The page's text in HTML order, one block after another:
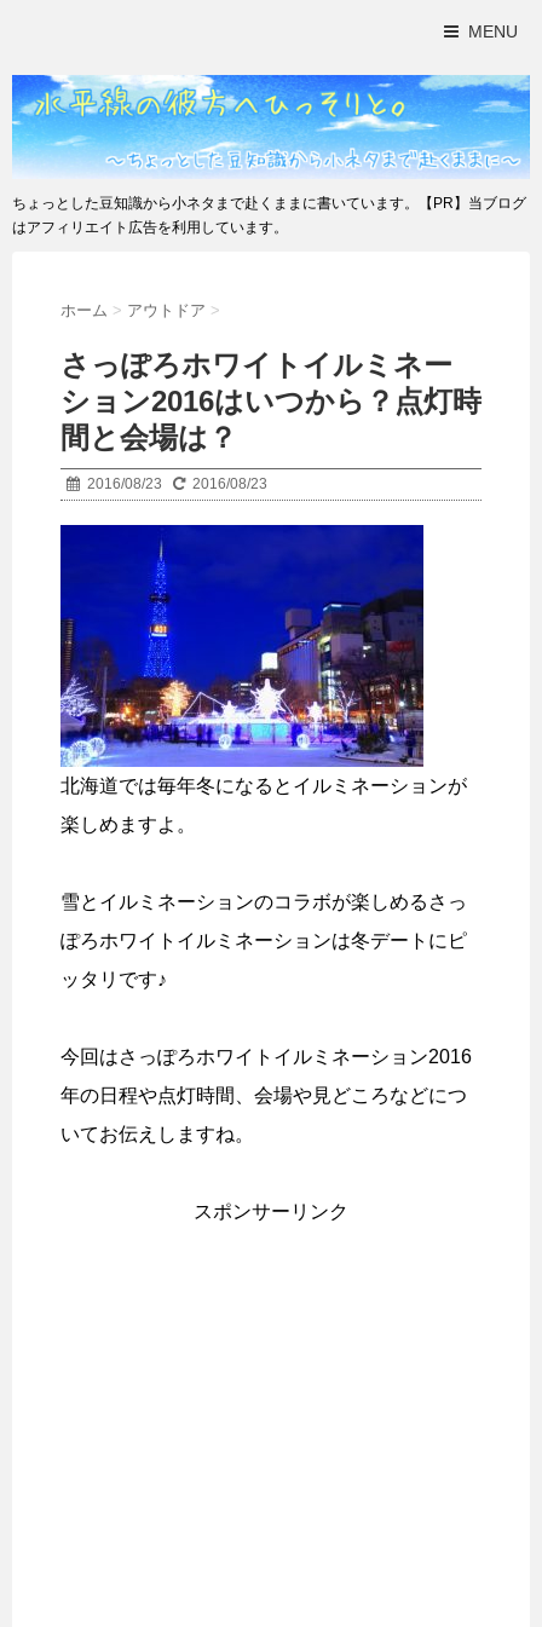
MENU
ちょっとした豆知識から小ネタまで赴くままに書いています。【PR】当ブログ
はアフィリエイト広告を利用しています。
ホーム > アウトドア >
さっぽろホワイトイルミネー
ション2016はいつから？点灯時
間と会場は？
2016/08/23 2016/08/23
北海道では毎年冬になるとイルミネーションが
楽しめますよ。
雪とイルミネーションのコラボが楽しめるさっ
ぽろホワイトイルミネーションは冬デートにピ
ッタリです♪
今回はさっぽろホワイトイルミネーション2016
年の日程や点灯時間、会場や見どころなどにつ
いてお伝えしますね。
スポンサーリンク